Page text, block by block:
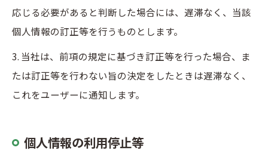
応じる必要があると判断した場合には、遅滞なく、当該
個人情報の訂正等を行うものとします。
3. 当社は、前項の規定に基づき訂正等を行った場合、ま
たは訂正等を行わない旨の決定をしたときは遅滞なく、
これをユーザーに通知します。
個人情報の利用停止等